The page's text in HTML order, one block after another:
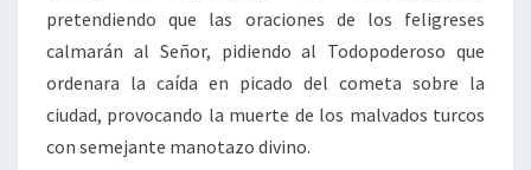
pretendiendo que las oraciones de los feligreses
calmarán al Señor, pidiendo al Todopoderoso que
ordenara la caída en picado del cometa sobre la
ciudad, provocando la muerte de los malvados turcos
con semejante manotazo divino.